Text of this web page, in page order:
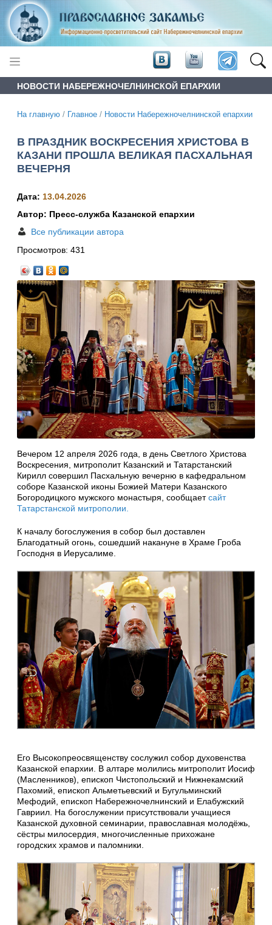
НОВОСТИ НАБЕРЕЖНОЧЕЛНИНСКОЙ ЕПАРХИИ
На главную / Главное / Новости Набережночелнинской епархии
В ПРАЗДНИК ВОСКРЕСЕНИЯ ХРИСТОВА В
КАЗАНИ ПРОШЛА ВЕЛИКАЯ ПАСХАЛЬНАЯ
ВЕЧЕРНЯ
Дата: 13.04.2026
Автор: Пресс-служба Казанской епархии
Все публикации автора
Просмотров: 431
Вечером 12 апреля 2026 года, в день Светлого Христова
Воскресения, митрополит Казанский и Татарстанский
Кирилл совершил Пасхальную вечерню в кафедральном
соборе Казанской иконы Божией Матери Казанского
Богородицкого мужского монастыря, сообщаетсайт
Татарстанской митрополии.
К началу богослужения в собор был доставлен
Благодатный огонь, сошедший накануне в Храме Гроба
Господня в Иерусалиме.
Его Высокопреосвященству сослужил собор духовенства
Казанской епархии. В алтаре молились митрополит Иосиф
(Масленников), епископ Чистопольский и Нижнекамский
Пахомий, епископ Альметьевский и Бугульминский
Мефодий, епископ Набережночелнинский и Елабужский
Гавриил. На богослужении присутствовали учащиеся
Казанской духовной семинарии, православная молодёжь,
сёстры милосердия, многочисленные прихожане
городских храмов и паломники.